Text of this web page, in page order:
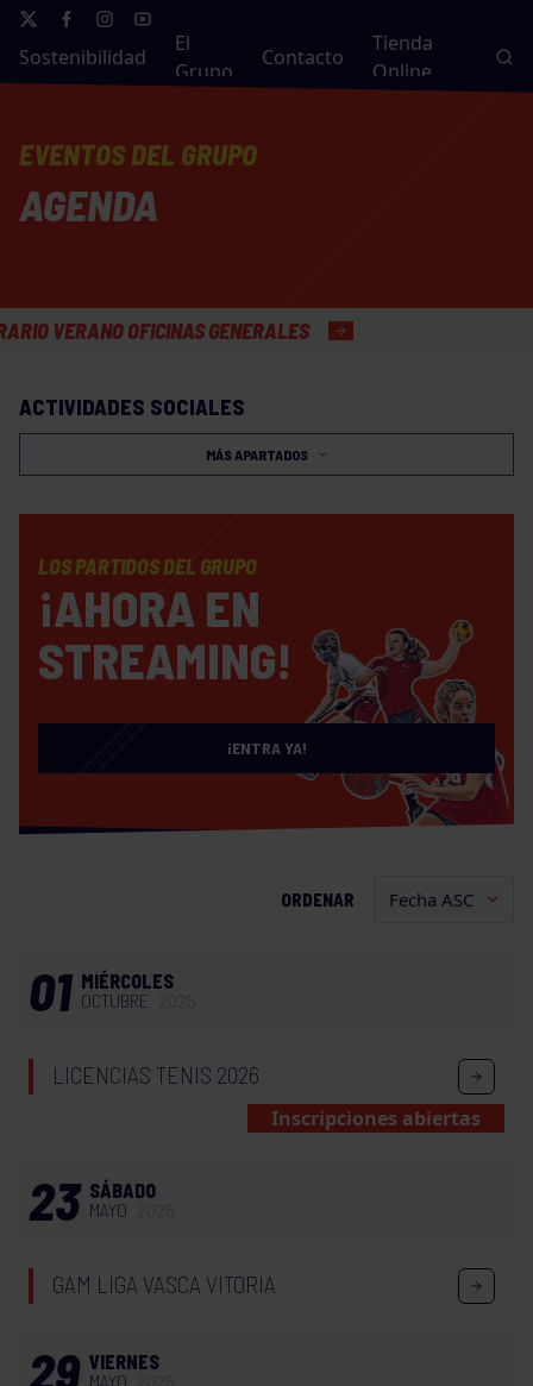
Sostenibilidad
El
Grupo
Contacto
Tienda
Online
EVENTOS DEL GRUPO
AGENDA
OFICINAS GENERALES
ACTIVIDADES SOCIALES
MÁS APARTADOS
LOS PARTIDOS DEL GRUPO
¡AHORA EN
STREAMING!
¡ENTRA YA!
ORDENAR
01 MIÉRCOLES
OCTUBRE
LICENCIAS TENIS 2026
Inscripciones abiertas
23 SÁBADO
MAYO
GAM LIGA VASCA VITORIA
29 VIERNES
MAYO